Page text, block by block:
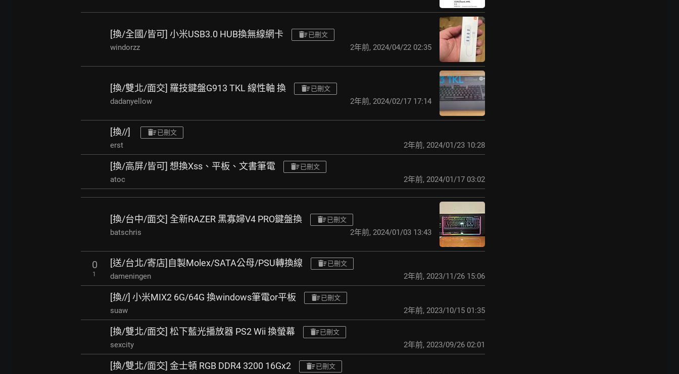
[換/全國/皆可] 小米USB3.0 HUB換無線網卡 已刪文
windorzz 2年前, 2024/04/22 02:35
[換/雙北/面交] 羅技鍵盤G913 TKL 線性軸 換 已刪文
dadanyellow 2年前, 2024/02/17 17:14
[換//] 已刪文
erst 2年前, 2024/01/23 10:28
[換/高屏/皆可] 想換Xss、平板、文書筆電 已刪文
atoc 2年前, 2024/01/17 03:02
[換/台中/面交] 全新RAZER 黑寡婦V4 PRO鍵盤換 已刪文
batschris 2年前, 2024/01/03 13:43
0
1
[送/台北/寄店]自製Molex/SATA公母/PSU轉換線 已刪文
dameningen 2年前, 2023/11/26 15:06
[換//] 小米MIX2 6G/64G 換windows筆電or平板 已刪文
suaw 2年前, 2023/10/15 01:35
[換/雙北/面交] 松下藍光播放器 PS2 Wii 換螢幕 已刪文
sexcity 2年前, 2023/09/26 02:01
[換/雙北/面交] 金士頓 RGB DDR4 3200 16Gx2 已刪文